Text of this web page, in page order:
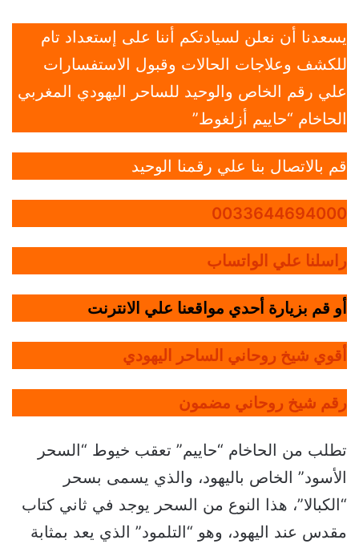
يسعدنا أن نعلن لسيادتكم أننا على إستعداد تام
للكشف وعلاجات الحالات وقبول الاستفسارات
علي رقم الخاص والوحيد للساحر اليهودي المغربي
الحاخام “حاييم أزلغوط”
قم بالاتصال بنا علي رقمنا الوحيد
0033644694000
راسلنا علي الواتساب
أو قم بزيارة أحدي مواقعنا علي الانترنت
أقوي شيخ روحاني الساحر اليهودي
رقم شيخ روحاني مضمون
تطلب من الحاخام “حاييم” تعقب خيوط “السحر
الأسود” الخاص باليهود، والذي يسمى بسحر
“الكبالا”، هذا النوع من السحر يوجد في ثاني كتاب
مقدس عند اليهود، وهو “التلمود” الذي يعد بمثابة